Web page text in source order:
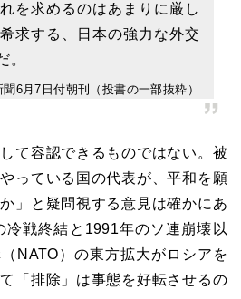
を求めるのはあまりに厳し
求する、日本の強力な外交
。
聞6月7日付朝刊（投書の一部抜粋）
て容認できるものではない。被
っている国の代表が、平和を願
」と疑問視する意見は確かにあ
冷戦終結と1991年のソ連崩壊以
NATO）の東方拡大がロシアを
「排除」は事態を好転させるの